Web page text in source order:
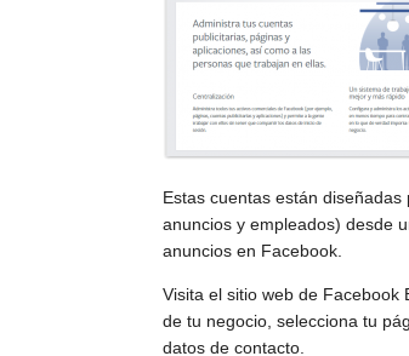
Estas cuentas están
anuncios y empleados) desde
anuncios en Facebook.
Visita el sitio web de Facebook
de tu negocio, selecciona tu
datos de contacto.